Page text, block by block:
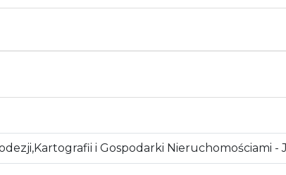
i Gospodarki Nieruchomościami -